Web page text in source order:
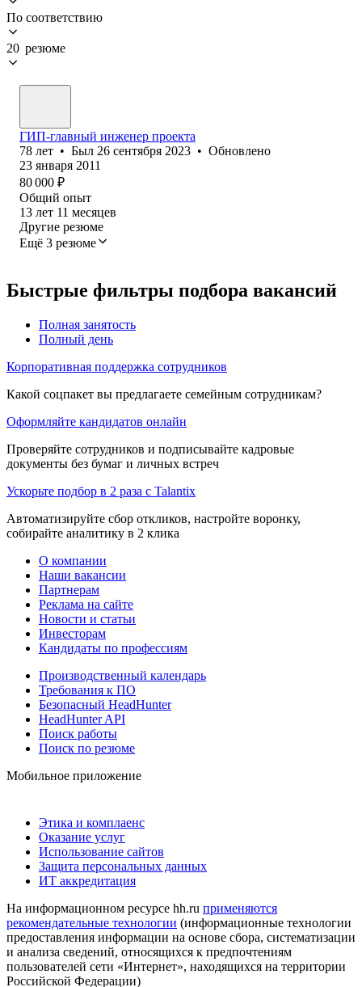
По соответствию
20 резюме
ГИП-главный инженер проекта
78 лет • Был 26 сентября 2023 • Обновлено
23 января 2011
80 000 ₽
Общий опыт
13 лет 11 месяцев
Другие резюме
Ещё 3 резюме
Быстрые фильтры подбора вакансий
Полная занятость
Полный день
Корпоративная поддержка сотрудников
Какой соцпакет вы предлагаете семейным сотрудникам?
Оформляйте кандидатов онлайн
Проверяйте сотрудников и подписывайте кадровые
документы без бумаг и личных встреч
Ускорьте подбор в 2 раза с Talantix
Автоматизируйте сбор откликов, настройте воронку,
собирайте аналитику в 2 клика
О компании
Наши вакансии
Партнерам
Реклама на сайте
Новости и статьи
Инвесторам
Кандидаты по профессиям
Производственный календарь
Требования к ПО
Безопасный HeadHunter
HeadHunter API
Поиск работы
Поиск по резюме
Мобильное приложение
Этика и комплаенс
Оказание услуг
Использование сайтов
Защита персональных данных
ИТ аккредитация
На информационном ресурсе hh.ru применяются
рекомендательные технологии (информационные технологии
предоставления информации на основе сбора, систематизации
и анализа сведений, относящихся к предпочтениям
пользователей сети «Интернет», находящихся на территории
Российской Федерации)